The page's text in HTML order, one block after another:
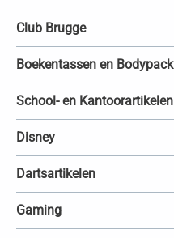
k
e
n
Club Brugge
Boekentassen en Bodypack
School- en Kantoorartikelen
Disney
Dartsartikelen
Gaming